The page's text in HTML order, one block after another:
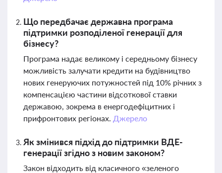
Що передбачає державна програма
підтримки розподіленої генерації для
бізнесу?
Програма надає великому і середньому бізнесу
можливість залучати кредити на будівництво
нових генеруючих потужностей під 10% річних з
компенсацією частини відсоткової ставки
державою, зокрема в енергодефіцитних і
прифронтових регіонах. Джерело
Як змінився підхід до підтримки ВДЕ-
генерації згідно з новим законом?
Закон відходить від класичного «зеленого